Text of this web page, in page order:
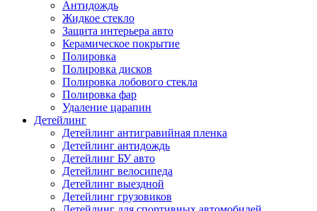
Антидождь
Жидкое стекло
Защита интерьера авто
Керамическое покрытие
Полировка
Полировка дисков
Полировка лобового стекла
Полировка фар
Удаление царапин
Детейлинг
Детейлинг антигравийная пленка
Детейлинг антидождь
Детейлинг БУ авто
Детейлинг велосипеда
Детейлинг выездной
Детейлинг грузовиков